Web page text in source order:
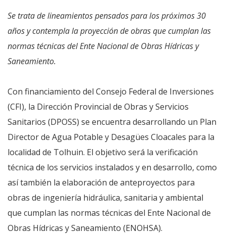
Se trata de lineamientos pensados para los próximos 30
años y contempla la proyección de obras que cumplan las
normas técnicas del Ente Nacional de Obras Hídricas y
Saneamiento.
Con financiamiento del Consejo Federal de Inversiones
(CFI), la Dirección Provincial de Obras y Servicios
Sanitarios (DPOSS) se encuentra desarrollando un Plan
Director de Agua Potable y Desagües Cloacales para la
localidad de Tolhuin. El objetivo será la verificación
técnica de los servicios instalados y en desarrollo, como
así también la elaboración de anteproyectos para
obras de ingeniería hidráulica, sanitaria y ambiental
que cumplan las normas técnicas del Ente Nacional de
Obras Hídricas y Saneamiento (ENOHSA).